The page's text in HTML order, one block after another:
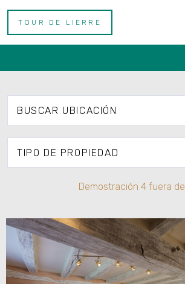
TOUR DE LIERRE
Contactez Nous
Nos Gites
BUSCAR UBICACIÓN
TIPO DE PROPIEDAD
Demostración 4fuera de